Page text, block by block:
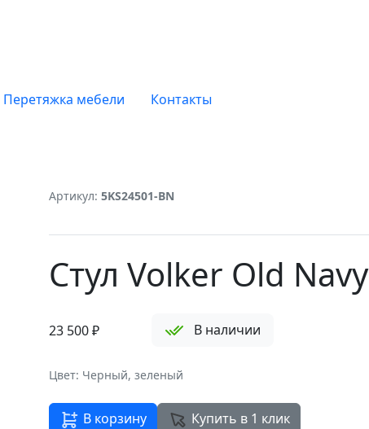
Перетяжка мебели Контакты
Артикул: 5KS24501-BN
Стул Volker Old Navy
23 500₽ В наличии
Цвет: Черный, зеленый
В корзину Купить в 1 клик